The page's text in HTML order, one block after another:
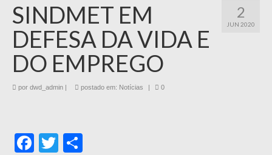
2
JUN 2020
SINDMET EM
DEFESA DA VIDA E
DO EMPREGO
por dwd_admin postado em: Notícias 0
Facebook
Twitter